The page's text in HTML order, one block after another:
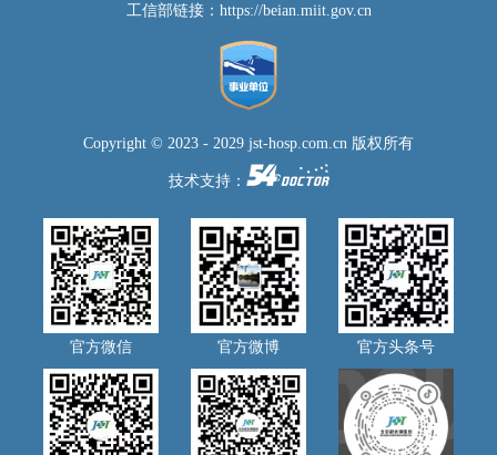
工信部链接： https://beian.miit.gov.cn
Copyright © 2023 - 2029 jst-hosp.com.cn 版权所有
技术支持：
官方微信 官方微博 官方头条号